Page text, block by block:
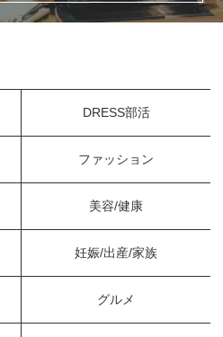
DRESS部活
ファッション
美容/健康
妊娠/出産/家族
グルメ